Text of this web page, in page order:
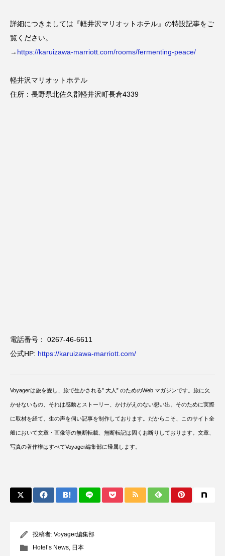
詳細につきましては『軽井沢マリオットホテル』の特設記事をご
覧ください。
→ https://karuizawa-marriott.com/rooms/fermenting-peace/
軽井沢マリオットホテル
住所：長野県北佐久郡軽井沢町長倉4339
電話番号： 0267-46-6611
公式HP: https://karuizawa-marriott.com/
Voyagerは旅を愛し、旅で生かされる” 大人” のためのWeb マガジンです。旅に欠
かせないもの、それは感動とストーリー、かけがえのない想い出。そのために実際
に取材を経て、生の声を伺い記事を制作しております。だからこそ、このサイト全
般において文章・画像等の無断転載、無断転記は固くお断りしております。文章、
写真の著作権はすべてVoyager編集部に帰属します。
投稿者: Voyager編集部
Hotel’s News 日本